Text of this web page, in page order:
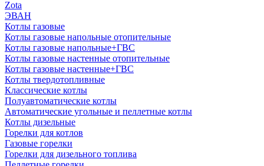
Zota
ЭВАН
Котлы газовые
Котлы газовые напольные отопительные
Котлы газовые напольные+ГВС
Котлы газовые настенные отопительные
Котлы газовые настенные+ГВС
Котлы твердотопливные
Классические котлы
Полуавтоматические котлы
Автоматические угольные и пеллетные котлы
Котлы дизельные
Горелки для котлов
Газовые горелки
Горелки для дизельного топлива